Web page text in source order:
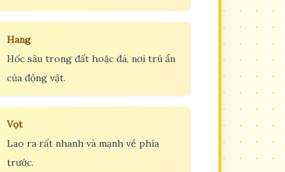
Hang
Hốc sâu trong đất hoặc đá, nơi trú ẩn
của động vật.
Vọt
Lao ra rất nhanh và mạnh về phía
trước.